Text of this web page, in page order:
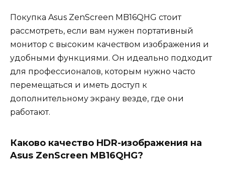
Покупка Asus ZenScreen MB16QHG стоит
рассмотреть, если вам нужен портативный
монитор с высоким качеством изображения и
удобными функциями. Он идеально подходит
для профессионалов, которым нужно часто
перемещаться и иметь доступ к
дополнительному экрану везде, где они
работают.
Каково качество HDR-изображения на
Asus ZenScreen MB16QHG?